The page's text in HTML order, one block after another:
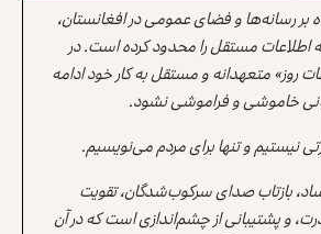
رسانه‌ها و فضای عمومی در افغانستان،
مستقل را محدود کرده است. در
روز» متعهدانه و مستقل به کار خود ادامه
خاموشی و فراموشی نشود.
نیستیم و تنها برای مردم می‌نویسیم.
بازتاب صدای سرکوب‌شدگان، تقویت
و پشتیبانی از چشم‌اندازی است که در آن